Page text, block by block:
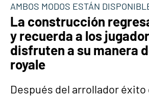
AMBOS MODOS ESTÁN
La construcción
y recuerda a los
disfruten a su manera
royale
Después del arrollador éxito